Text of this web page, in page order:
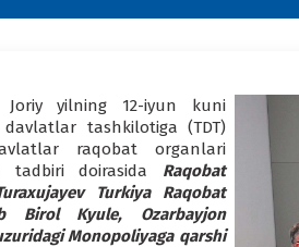
Joriy yilning 12-iyun kuni
tashkilotiga (TDT)
raqobat organlari
tadbiri doirasida Raqobat
Turkiya Raqobat
Birol Kyule, Ozarbayjon
Monopoliyaga qarshi